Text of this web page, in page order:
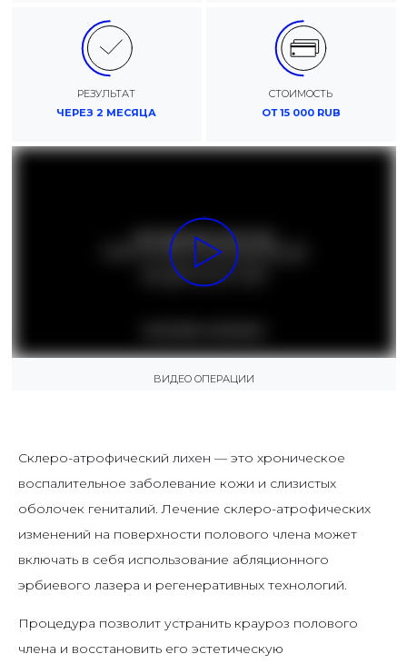
РЕЗУЛЬТАТ
ЧЕРЕЗ 2 МЕСЯЦА
СТОИМОСТЬ
ОТ 15 000 RUB
ВИДЕО ОПЕРАЦИИ
Склеро-атрофический лихен — это хроническое
воспалительное заболевание кожи и слизистых
оболочек гениталий. Лечение склеро-атрофических
изменений на поверхности полового члена может
включать в себя использование абляционного
эрбиевого лазера и регенеративных технологий.
Процедура позволит устранить крауроз полового
члена и восстановить его эстетическую